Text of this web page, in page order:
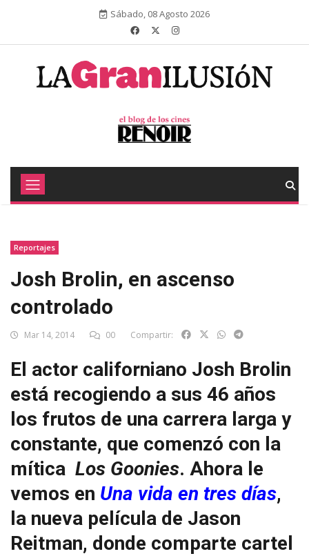
Sábado, 08 Agosto 2026
Reportajes
Josh Brolin, en ascenso
controlado
Mar 14, 2014 00 Compartir:
El actor californiano Josh Brolin
está recogiendo a sus 46 años
los frutos de una carrera larga y
constante, que comenzó con la
mítica Los Goonies. Ahora le
vemos en Una vida en tres días,
la nueva película de Jason
Reitman, donde comparte cartel